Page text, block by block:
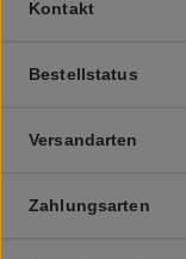
Kontakt
Bestellstatus
Versandarten
Zahlungsarten